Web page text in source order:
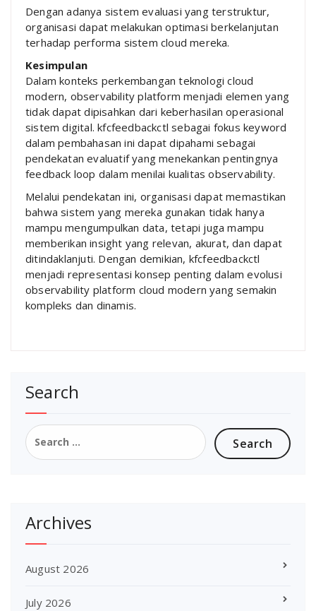
Dengan adanya sistem evaluasi yang terstruktur,
organisasi dapat melakukan optimasi berkelanjutan
terhadap performa sistem cloud mereka.
Kesimpulan
Dalam konteks perkembangan teknologi cloud
modern, observability platform menjadi elemen yang
tidak dapat dipisahkan dari keberhasilan operasional
sistem digital. kfcfeedbackctl sebagai fokus keyword
dalam pembahasan ini dapat dipahami sebagai
pendekatan evaluatif yang menekankan pentingnya
feedback loop dalam menilai kualitas observability.
Melalui pendekatan ini, organisasi dapat memastikan
bahwa sistem yang mereka gunakan tidak hanya
mampu mengumpulkan data, tetapi juga mampu
memberikan insight yang relevan, akurat, dan dapat
ditindaklanjuti. Dengan demikian, kfcfeedbackctl
menjadi representasi konsep penting dalam evolusi
observability platform cloud modern yang semakin
kompleks dan dinamis.
Search
Search
for:
Archives
August 2026
July 2026